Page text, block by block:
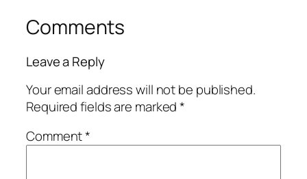
Comments
Leave a Reply
Your email address will not be published.
Required fields are marked*
Comment*